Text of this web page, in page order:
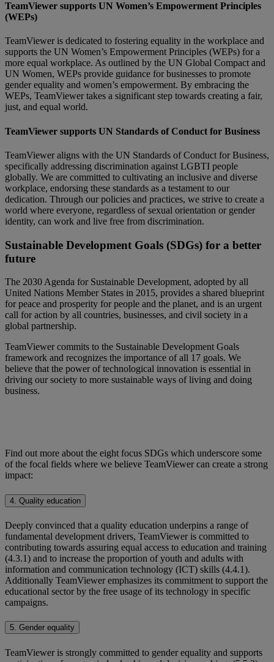
TeamViewer supports UN Women’s Empowerment Principles
(WEPs)
TeamViewer is dedicated to fostering equality in the workplace and
supports the UN Women’s Empowerment Principles (WEPs) for a
more equal workplace. As outlined by the UN Global Compact and
UN Women, WEPs provide guidance for businesses to promote
gender equality and women’s empowerment. By embracing the
WEPs, TeamViewer takes a significant step towards creating a fair,
just, and equal world.
TeamViewer supports UN Standards of Conduct for Business
TeamViewer aligns with the UN Standards of Conduct for Business,
specifically addressing discrimination against LGBTI people
globally. We are committed to cultivating an inclusive and diverse
workplace, endorsing these standards as a testament to our
dedication. Through our policies and practices, we strive to create a
world where everyone, regardless of sexual orientation or gender
identity, can work and live free from discrimination.
Sustainable Development Goals (SDGs) for a better
future
The 2030 Agenda for Sustainable Development, adopted by all
United Nations Member States in 2015, provides a shared blueprint
for peace and prosperity for people and the planet, and is an urgent
call for action by all countries, businesses, and civil society in a
global partnership.
TeamViewer commits to the Sustainable Development Goals
framework and recognizes the importance of all 17 goals. We
believe that the power of technological innovation is essential in
driving our society to more sustainable ways of living and doing
business.
Find out more about the eight focus SDGs which underscore some
of the focal fields where we believe TeamViewer can create a strong
impact:
4. Quality education
Deeply convinced that a quality education underpins a range of
fundamental development drivers, TeamViewer is committed to
contributing towards assuring equal access to education and training
(4.3.1) and to increase the proportion of youth and adults with
information and communication technology (ICT) skills (4.4.1).
Additionally TeamViewer emphasizes its commitment to support the
educational sector by the free usage of its technology in specific
campaigns.
5. Gender equality
TeamViewer is strongly committed to gender equality and supports